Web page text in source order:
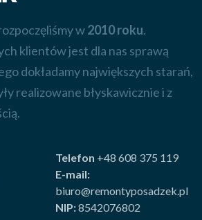
w2010 roku.
klientów jest dla nas sprawą
dokładamy największych starań,
realizowane błyskawicznie i z
Telefon +48 608 375 119
E-mail:
biuro@remontyposadzek.pl
NIP:8542076802